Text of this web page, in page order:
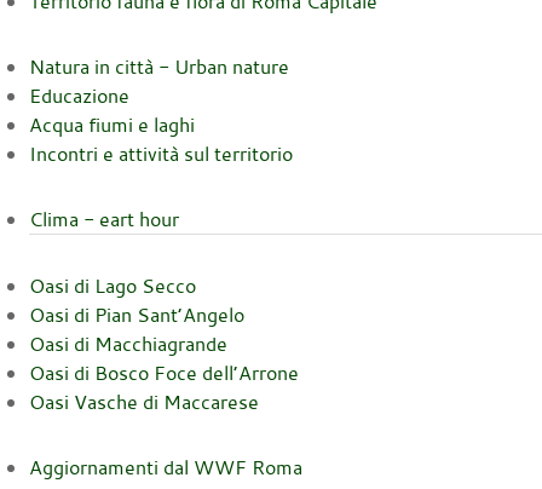
Natura in città - Urban nature
Educazione
Acqua fiumi e laghi
Incontri e attività sul territorio
Clima - eart hour
Oasi di Lago Secco
Oasi di Pian Sant’Angelo
Oasi di Macchiagrande
Oasi di Bosco Foce dell’Arrone
Oasi Vasche di Maccarese
Aggiornamenti dal WWF Roma